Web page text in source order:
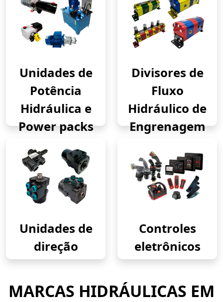
Unidades de
Potência
Hidráulica e
Power packs
Divisores de
Fluxo
Hidráulico de
Engrenagem
Unidades de
direção
Controles
eletrônicos
MARCAS HIDRÁULICAS EM